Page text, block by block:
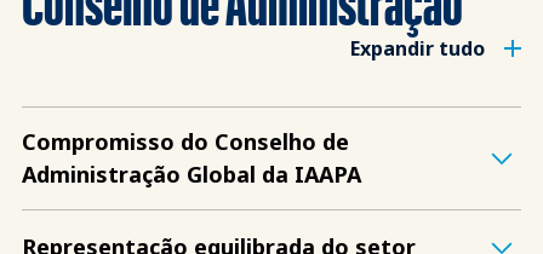
Expandir tudo
Compromisso do Conselho de
Administração Global da IAAPA
Representação equilibrada do setor